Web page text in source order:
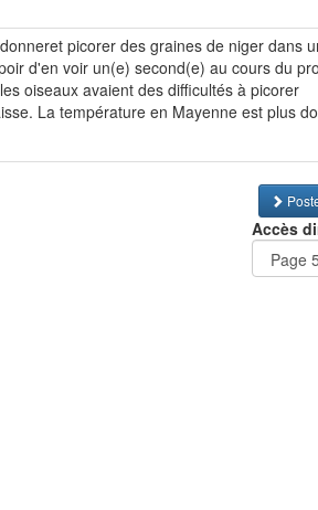
picorer des graines de niger dans
d'en voir un(e) second(e) au cours du
oiseaux avaient des difficultés à picorer
La température en Mayenne est plus
Accès